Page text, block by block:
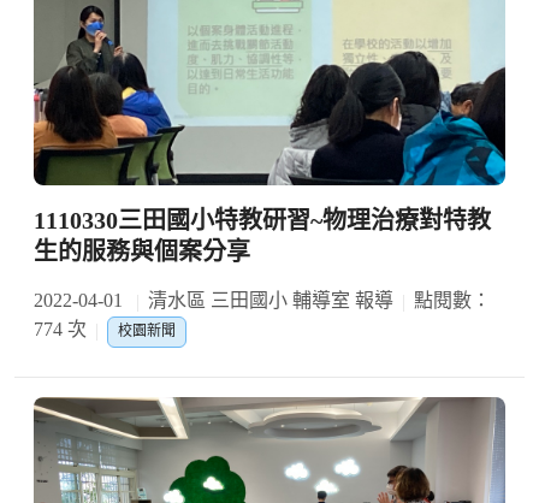
1110330三田國小特教研習~物理治療對特教
生的服務與個案分享
2022-04-01 清水區 三田國小 輔導室 報導
點閱數：
774 次
校園新聞